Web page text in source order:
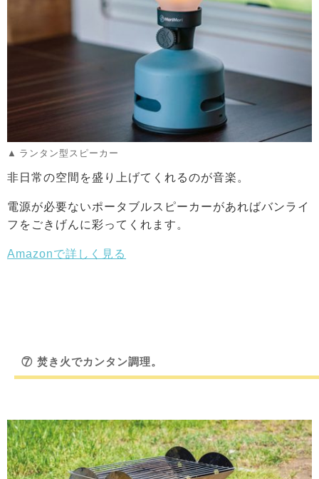
ランタン型スピーカー
非日常の空間を盛り上げてくれるのが音楽。
電源が必要ないポータブルスピーカーがあればバンライ
フをごきげんに彩ってくれます。
Amazonで詳しく見る
⑦ 焚き火でカンタン調理。